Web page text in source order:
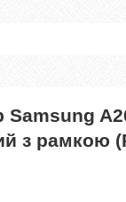
Samsung
з рамкою